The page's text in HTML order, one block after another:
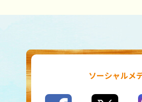
ソーシャルメ